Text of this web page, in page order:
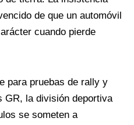
de que un automóvil
cuando pierde
para pruebas de rally y
GR, la división deportiva
se someten a